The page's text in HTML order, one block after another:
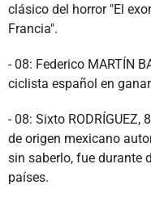
clásico del horror "El
Francia".
- 08: Federico MARTÍN
ciclista español en
- 08: Sixto
de origen mexicano
sin saberlo, fue durante
países.